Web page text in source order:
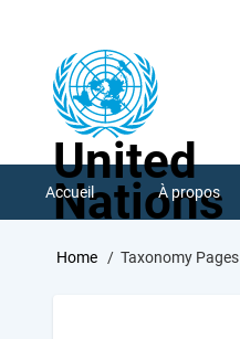
United
Nations
Accueil À propos
Breadcrumb
Home Taxonomy Pages